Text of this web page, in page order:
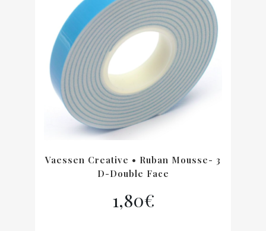
Vaessen Creative • Ruban Mousse- 3
D-Double Face
1,80€